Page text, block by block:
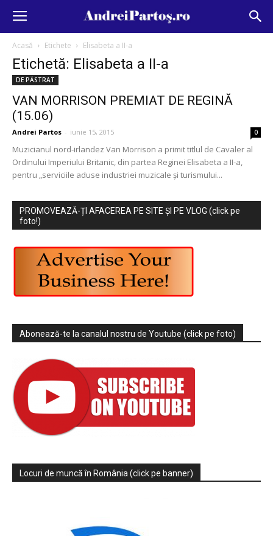
Acasă Etichete Elisabeta a II-a
Etichetă: Elisabeta a II-a
DE PĂSTRAT
VAN MORRISON PREMIAT DE REGINĂ
(15.06)
Andrei Partos - iunie 15, 2015 0
Muzicianul nord-irlandez Van Morrison a primit titlul de Cavaler al
Ordinului Imperiului Britanic, din partea Reginei Elisabeta a II-a,
pentru „serviciile aduse industriei muzicale şi turismului...
PROMOVEAZĂ-ȚI AFACEREA PE SITE ȘI PE VLOG (click pe
foto!)
Abonează-te la canalul nostru de Youtube (click pe foto)
Locuri de muncă în România (click pe banner)